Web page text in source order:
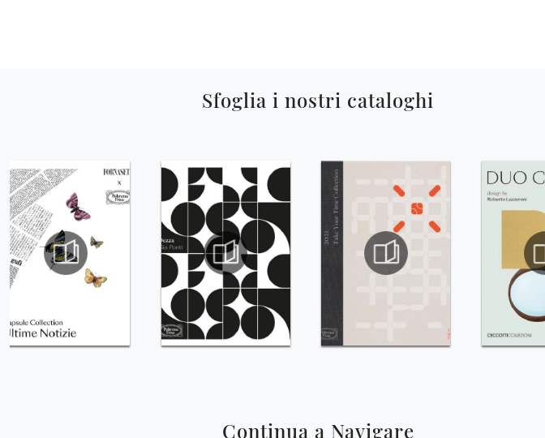
Sfoglia i nostri cataloghi
Continua a Navigare